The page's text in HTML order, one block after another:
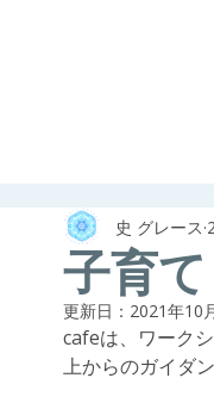
子育
史 グレース
更新日： 2021年10
cafeは、ワーク
上からのガイダ